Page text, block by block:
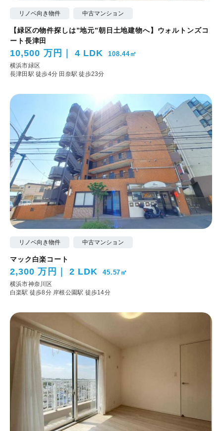
リノベ向き物件 中古マンション
【緑区の物件探しは”地元”朝日土地建物へ】ウォルトンズコ
ート長津田
10,500 万円 4 LDK 108.44㎡
横浜市緑区
長津田駅 徒歩4分 田奈駅 徒歩23分
リノベ向き物件 中古マンション
マック白楽コート
2,300 万円 2 LDK 45.57㎡
横浜市神奈川区
白楽駅 徒歩8分 岸根公園駅 徒歩14分